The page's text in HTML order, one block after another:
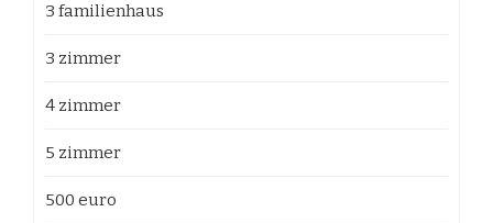
3 familienhaus
3 zimmer
4 zimmer
5 zimmer
500 euro